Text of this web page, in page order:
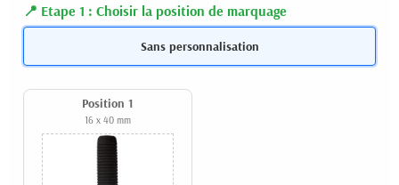
Etape 1 : Choisir la position de marquage
Sans personnalisation
Position 1
16 x 40 mm